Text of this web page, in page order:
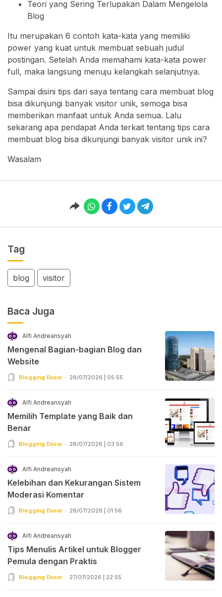
Teori yang Sering Terlupakan Dalam Mengelola
Blog
Itu merupakan 6 contoh kata-kata yang memiliki
power yang kuat untuk membuat sebuah judul
postingan. Setelah Anda memahami kata-kata power
full, maka langsung menuju kelangkah selanjutnya.
Sampai disini tips dari saya tentang cara membuat blog
bisa dikunjungi banyak visitor unik, semoga bisa
memberikan manfaat untuk Anda semua. Lalu
sekarang apa pendapat Anda terkait tentang tips cara
membuat blog bisa dikunjungi banyak visitor unik ini?
Wasalam
Tag
blog visitor
Baca Juga
Alfi Andreansyah
Mengenal Bagian-bagian Blog dan
Website
Blogging Dasar 28/07/2026 | 05:55
Alfi Andreansyah
Memilih Template yang Baik dan
Benar
Blogging Dasar 28/07/2026 | 03:56
Alfi Andreansyah
Kelebihan dan Kekurangan Sistem
Moderasi Komentar
Blogging Dasar 28/07/2026 | 01:56
Alfi Andreansyah
Tips Menulis Artikel untuk Blogger
Pemula dengan Praktis
Blogging Dasar 27/07/2026 | 22:55